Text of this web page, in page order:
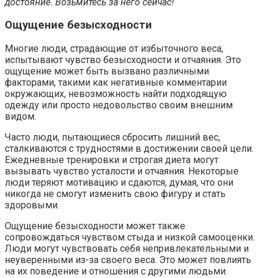
Ощущение безысходности
Многие люди, страдающие от избыточного веса,
испытывают чувство безысходности и отчаяния. Это
ощущение может быть вызвано различными
факторами, такими как негативные комментарии
окружающих, невозможность найти подходящую
одежду или просто недовольство своим внешним
видом.
Часто люди, пытающиеся сбросить лишний вес,
сталкиваются с трудностями в достижении своей цели.
Ежедневные тренировки и строгая диета могут
вызывать чувство усталости и отчаяния. Некоторые
люди теряют мотивацию и сдаются, думая, что они
никогда не смогут изменить свою фигуру и стать
здоровыми.
Ощущение безысходности может также
сопровождаться чувством стыда и низкой самооценки.
Люди могут чувствовать себя непривлекательными и
неуверенными из-за своего веса. Это может повлиять
на их поведение и отношения с другими людьми.